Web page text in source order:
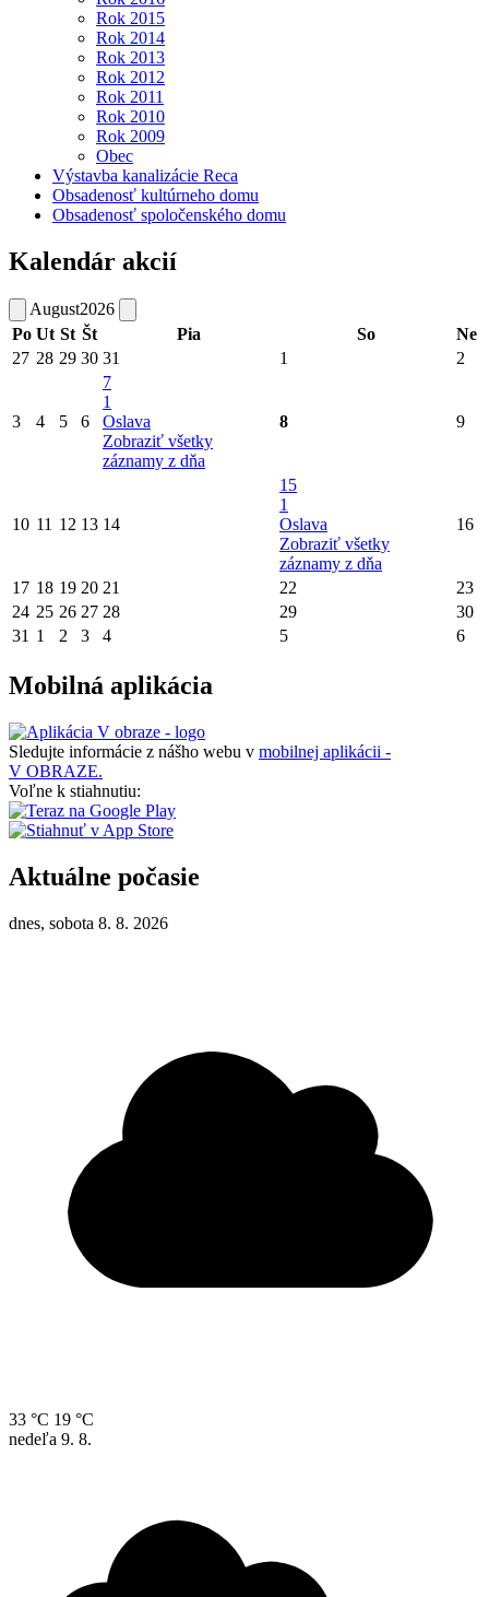
Rok 2015
Rok 2014
Rok 2013
Rok 2012
Rok 2011
Rok 2010
Rok 2009
Obec
Výstavba kanalizácie Reca
Obsadenosť kultúrneho domu
Obsadenosť spoločenského domu
Kalendár akcií
August2026
Po Ut St Št Pia So
Ne
27 28 29 30 31 1 2
3 4 5 6
7
1
Oslava
Zobraziť všetky
záznamy z dňa
8 9
10 11 12 13 14
15
1
Oslava
Zobraziť všetky
záznamy z dňa
16
17 18 19 20 21 22
23
24 25 26 27 28 29
30
31 1 2 3 4 5 6
Mobilná aplikácia
Sledujte informácie z nášho webu v mobilnej aplikácii -
V OBRAZE.
Voľne k stiahnutiu:
Aktuálne počasie
dnes, sobota 8. 8. 2026
33 °C 19 °C
nedeľa 9. 8.